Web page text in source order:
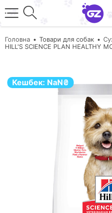
Головна Товари для собак
HILL'S SCIENCE PLAN HEALTHY
Кешбек: NaN₴